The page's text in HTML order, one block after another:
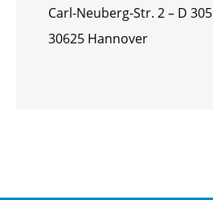
Carl-Neu­berg-Str. 2 – D 305
30625 Han­no­ver